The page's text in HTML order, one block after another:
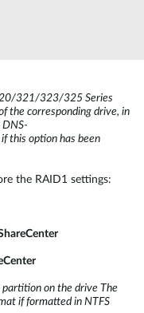
321/323/325 Series
the corresponding drive, in
this option has been
the RAID1 settings:
partition on the drive The
if formatted in NTFS